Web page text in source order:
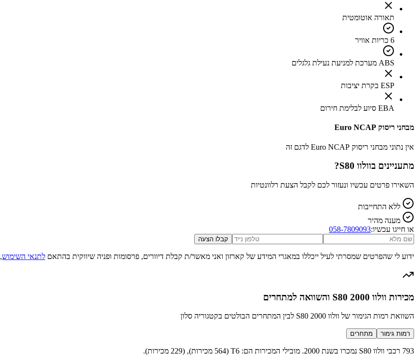
תאורה אוטומטית
6 כריות אוויר
ABS מערכת למניעת נעילת גלגלים
ESP בקרת יציבות
EBA סיוע לבלימת חירום
מבחני ריסוק Euro NCAP
אין נתוני מבחני ריסוק Euro NCAP לדגם זה
מתעניינים בוולוו S80 ?
השאירו פרטים עכשיו ונעזור לכם לקבל הצעת רלוונטיות
ללא התחייבות
מענה מהיר
או חייגו עכשיו:058-7809093
קבלו הצעה
ידוע לי שהפרטים שמסרתי לעיל ייכללו במאגרי המידע של קארזון ואני מאשר/ת קבלת דיוורים, פרסומות ופניה שיווקית בהתאם לתנאי השימוש,
מכירות וולוו S80 2000 והשוואה למתחרים
השוואת רמות הגימור של וולוו S80 2000 לבין המתחרים הבולטים בקטגוריה סלון
רמות גימור מתחרים
793 רכבי וולוו S80 נמכרו בשנת 2000. מובילי המכירות הם: T6 (564 מכירות), (229 מכירות).